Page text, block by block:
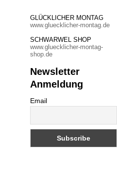
GLÜCKLICHER MONTAG
www.gluecklicher-montag.de
SCHWARWEL SHOP
www.gluecklicher-montag-
shop.de
Newsletter
Anmeldung
Email